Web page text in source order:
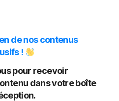
de nos contenus
!
pour recevoir
dans votre boîte